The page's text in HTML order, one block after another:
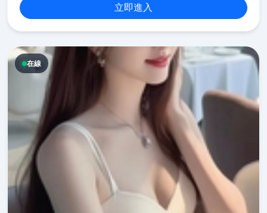
立即進入
在線